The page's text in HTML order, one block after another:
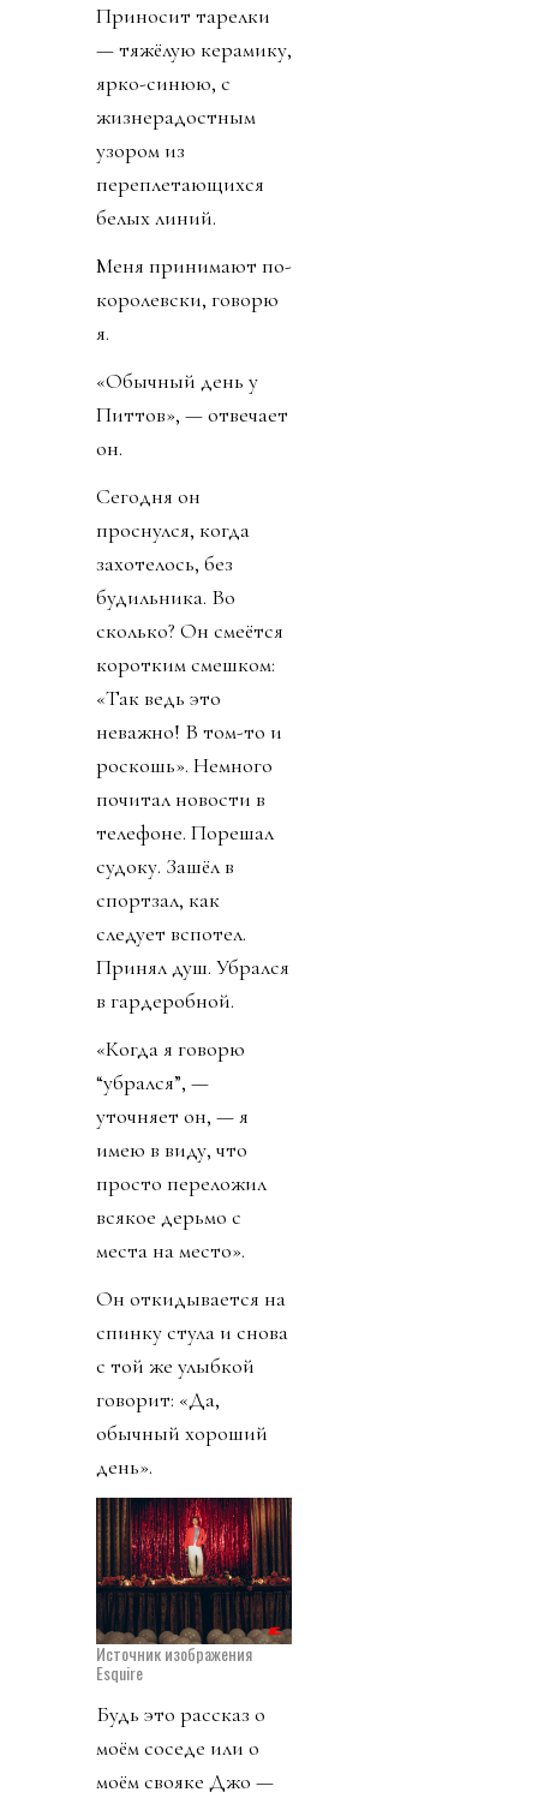
Приносит тарелки
— тяжёлую керамику,
ярко-синюю, с
жизнерадостным
узором из
переплетающихся
белых линий.
Меня принимают по-
королевски, говорю
я.
«Обычный день у
Питтов», — отвечает
он.
Сегодня он
проснулся, когда
захотелось, без
будильника. Во
сколько? Он смеётся
коротким смешком:
«Так ведь это
неважно! В том-то и
роскошь». Немного
почитал новости в
телефоне. Порешал
судоку. Зашёл в
спортзал, как
следует вспотел.
Принял душ. Убрался
в гардеробной.
«Когда я говорю
“убрался”, —
уточняет он, — я
имею в виду, что
просто переложил
всякое дерьмо с
места на место».
Он откидывается на
спинку стула и снова
с той же улыбкой
говорит: «Да,
обычный хороший
день».
Источник изображения
Esquire
Будь это рассказ о
моём соседе или о
моём свояке Джо —